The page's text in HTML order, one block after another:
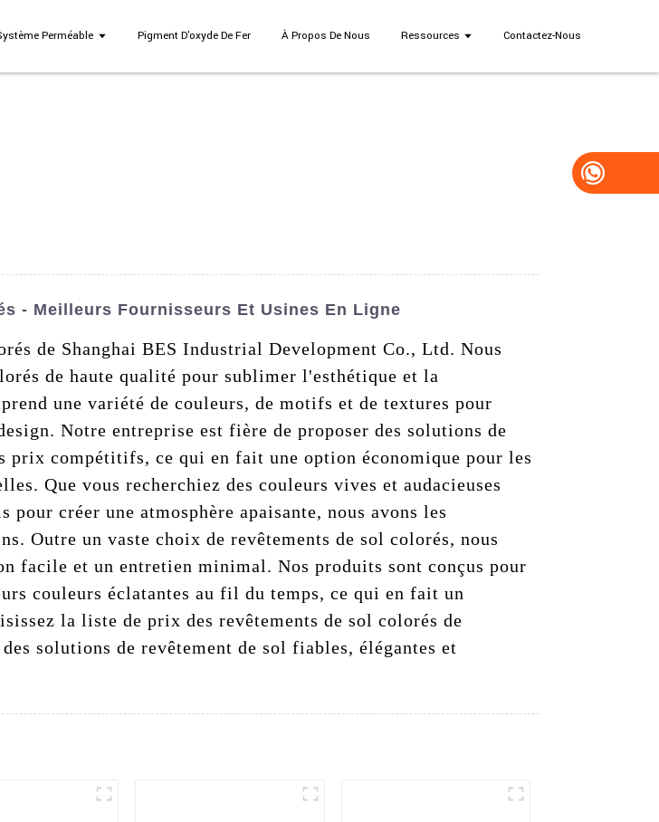
Perméable Pigment D'oxyde De Fer À Propos De Nous Ressources Contactez-Nous
- Meilleurs Fournisseurs Et Usines En Ligne
de Shanghai BES Industrial Development Co., Ltd. Nous
de haute qualité pour sublimer l'esthétique et la
une variété de couleurs, de motifs et de textures pour
Notre entreprise est fière de proposer des solutions de
prix compétitifs, ce qui en fait une option économique pour les
Que vous recherchiez des couleurs vives et audacieuses
créer une atmosphère apaisante, nous avons les
Outre un vaste choix de revêtements de sol colorés, nous
facile et un entretien minimal. Nos produits sont conçus pour
couleurs éclatantes au fil du temps, ce qui en fait un
la liste de prix des revêtements de sol colorés de
solutions de revêtement de sol fiables, élégantes et